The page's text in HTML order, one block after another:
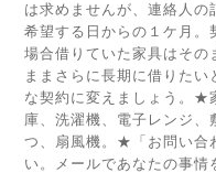
は求めませんが、連絡人
希望する日からの１ケ月。
場合借りていた家具はそ
ままさらに長期に借りたい
な契約に変えましょう。★
庫、洗濯機、電子レンジ、
つ、扇風機。★「お問い合
い。メールであなたの事情